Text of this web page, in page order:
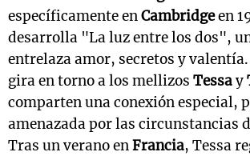
específicamente enCambridgeen
desarrolla "La luz entre los dos",
entrelaza amor, secretos y
gira en torno a los mellizos Tessay
comparten una conexión especial,
amenazada por las circunstancias
Tras un verano enFrancia, Tessa